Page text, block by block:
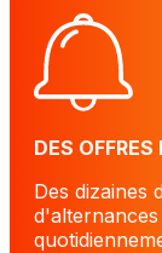
DES
Des dizaines
d'alternances